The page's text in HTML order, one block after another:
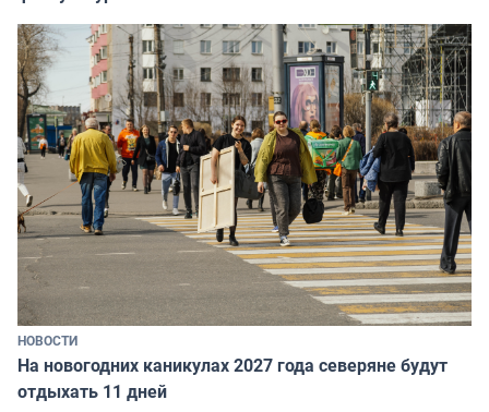
НОВОСТИ
На новогодних каникулах 2027 года северяне будут
отдыхать 11 дней